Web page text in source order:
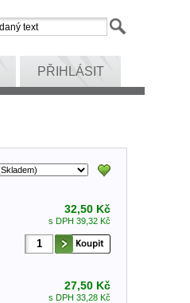
PŘIHLÁSIT
32,50 Kč
s DPH 39,32 Kč
27,50 Kč
s DPH 33,28 Kč